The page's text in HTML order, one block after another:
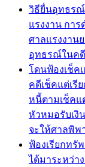
วิธียื่นอุทธร
แรงงาน กา
ศาลแรงงาน
อุทธรณ์ในค
โดนฟ้องเช็ค
คดีเช็คแต่เรี
หนี้ตามเช็คแ
หัวหมอรับเงิ
จะให้ศาลพิพ
ฟ้องเรียกทรั
ได้มาระหว่า